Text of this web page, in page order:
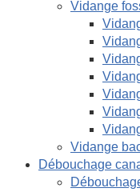
Vidange
Vidange
Débouchage